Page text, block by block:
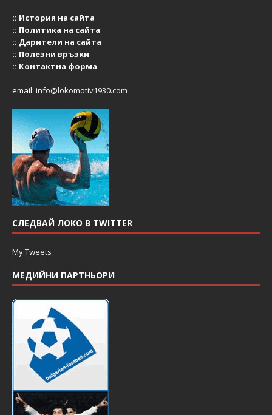
:: История на сайта
:: Политика на сайта
:: Дарители на сайта
:: Полезни връзки
:: Контактна форма
email: info@lokomotiv1930.com
СЛЕДВАЙ ЛОКО В TWITTER
My Tweets
МЕДИЙНИ ПАРТНЬОРИ